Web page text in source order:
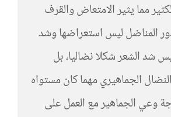
مما يثير الامتعاض والقرف
المناضل ليس استعراضها وشد
شد الشعر شكلا نضاليا، بل
الجماهيري مهما كان مستواه
وعي الجماهير مع العمل على